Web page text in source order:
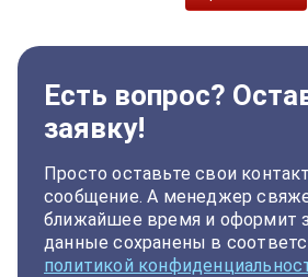
Есть вопрос?
заявку!
Просто оставьте свои
сообщение. А менеджер
ближайшее время и оформит
данные сохранены в
политикой